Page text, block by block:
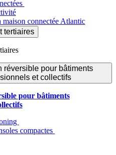
maison connectée Atlantic
tertiaires
réversible pour bâtiments
et collectifs
pour bâtiments
compactes